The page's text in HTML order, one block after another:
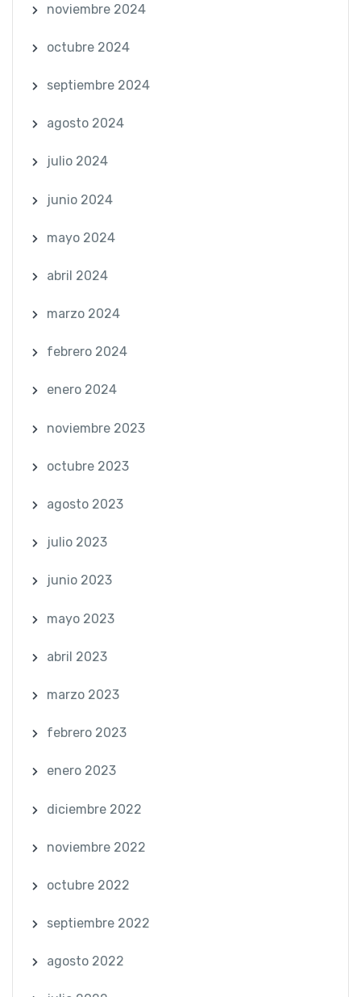
noviembre 2024
octubre 2024
septiembre 2024
agosto 2024
julio 2024
junio 2024
mayo 2024
abril 2024
marzo 2024
febrero 2024
enero 2024
noviembre 2023
octubre 2023
agosto 2023
julio 2023
junio 2023
mayo 2023
abril 2023
marzo 2023
febrero 2023
enero 2023
diciembre 2022
noviembre 2022
octubre 2022
septiembre 2022
agosto 2022